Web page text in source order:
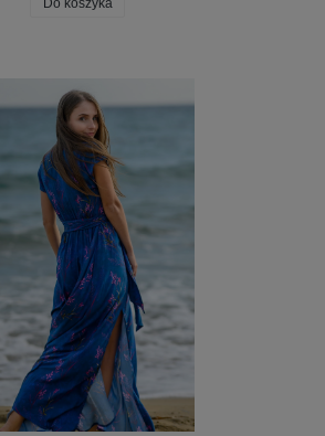
Do koszyka